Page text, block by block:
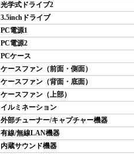
光学式ドライブ2
3.5inchドライブ
PC電源1
PC電源2
PCケース
ケースファン（前面・側面）
ケースファン（背面・底面）
ケースファン（上部）
イルミネーション
外部チューナー/キャプチャー機器
有線/無線LAN機器
内蔵サウンド機器